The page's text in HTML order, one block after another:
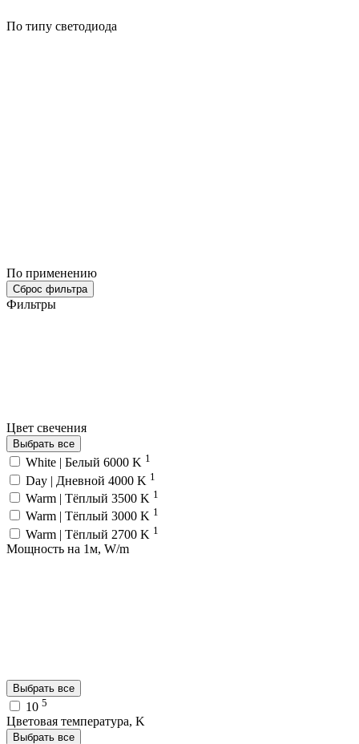
По типу светодиода
По применению
Сброс фильтра
Фильтры
Цвет свечения
Выбрать все
White | Белый 6000 K 1
Day | Дневной 4000 K 1
Warm | Тёплый 3500 K 1
Warm | Тёплый 3000 K 1
Warm | Тёплый 2700 K 1
Мощность на 1м, W/m
Выбрать все
10 5
Цветовая температура, K
Выбрать все